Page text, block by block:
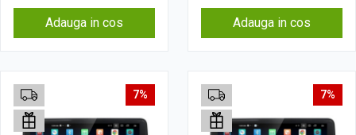
Adauga in cos Adauga in cos
7% 7%